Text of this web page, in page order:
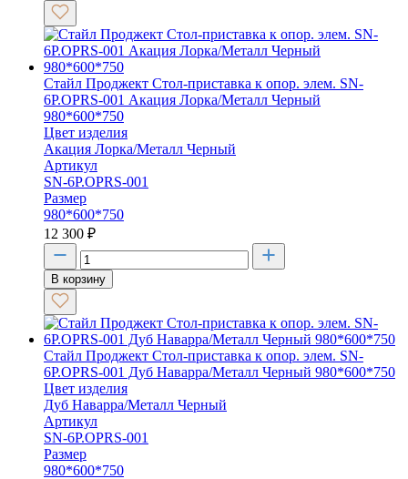
Стайл Проджект Стол-приставка к опор. элем. SN-
6P.OPRS-001 Акация Лорка/Металл Черный
980*600*750
Цвет изделия
Акация Лорка/Металл Черный
Артикул
SN-6P.OPRS-001
Размер
980*600*750
12 300 ₽
В корзину
Стайл Проджект Стол-приставка к опор. элем. SN-
6P.OPRS-001 Дуб Наварра/Металл Черный 980*600*750
Цвет изделия
Дуб Наварра/Металл Черный
Артикул
SN-6P.OPRS-001
Размер
980*600*750